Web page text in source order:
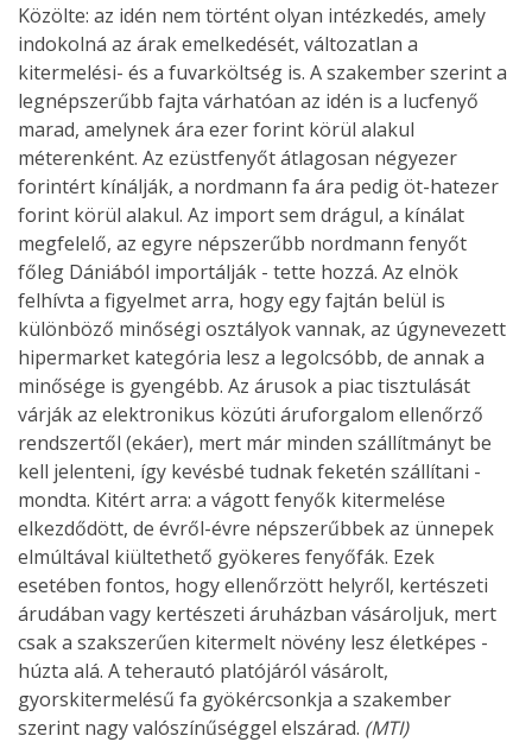
Közölte: az idén nem történt olyan intézkedés, amely
indokolná az árak emelkedését, változatlan a
kitermelési- és a fuvarköltség is. A szakember szerint a
legnépszerűbb fajta várhatóan az idén is a lucfenyő
marad, amelynek ára ezer forint körül alakul
méterenként. Az ezüstfenyőt átlagosan négyezer
forintért kínálják, a nordmann fa ára pedig öt-hatezer
forint körül alakul. Az import sem drágul, a kínálat
megfelelő, az egyre népszerűbb nordmann fenyőt
főleg Dániából importálják - tette hozzá. Az elnök
felhívta a figyelmet arra, hogy egy fajtán belül is
különböző minőségi osztályok vannak, az úgynevezett
hipermarket kategória lesz a legolcsóbb, de annak a
minősége is gyengébb. Az árusok a piac tisztulását
várják az elektronikus közúti áruforgalom ellenőrző
rendszertől (ekáer), mert már minden szállítmányt be
kell jelenteni, így kevésbé tudnak feketén szállítani -
mondta. Kitért arra: a vágott fenyők kitermelése
elkezdődött, de évről-évre népszerűbbek az ünnepek
elmúltával kiültethető gyökeres fenyőfák. Ezek
esetében fontos, hogy ellenőrzött helyről, kertészeti
árudában vagy kertészeti áruházban vásároljuk, mert
csak a szakszerűen kitermelt növény lesz életképes -
húzta alá. A teherautó platójáról vásárolt,
gyorskitermelésű fa gyökércsonkja a szakember
szerint nagy valószínűséggel elszárad. (MTI)